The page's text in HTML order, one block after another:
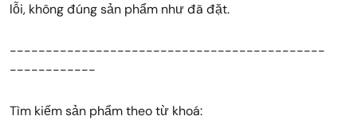
lỗi, không đúng sản phẩm như đã đặt.
--------------------------------------------
------------
Tìm kiếm sản phẩm theo từ khoá: